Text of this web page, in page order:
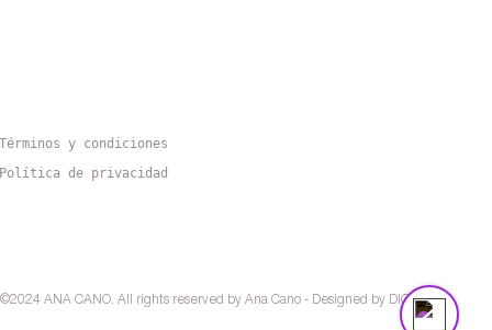
Términos y condiciones
Política de privacidad
©2024 ANA CANO. All rights reserved by Ana Cano - Designed by DIGI